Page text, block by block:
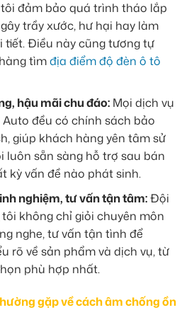
đảm bảo quá trình tháo lắp
trầy xước, hư hại hay làm
tiết. Điều này cũng tương tự
tìmđịa điểm độ đèn ô tô
hậu mãi chu đáo: Mọi dịch vụ
đều có chính sách bảo
giúp khách hàng yên tâm sử
luôn sẵn sàng hỗ trợ sau bán
kỳ vấn đề nào phát sinh.
nghiệm, tư vấn tận tâm:Đội
không chỉ giỏi chuyên môn
nghe, tư vấn tận tình để
rõ về sản phẩm và dịch vụ, từ
phù hợp nhất.
gặp về cách âm chống ồn